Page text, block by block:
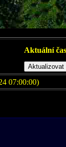
Aktuální
07:00:00)